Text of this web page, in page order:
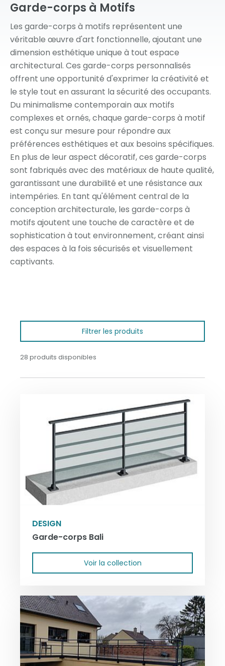
Garde-corps à Motifs
Les garde-corps à motifs représentent une
véritable œuvre d'art fonctionnelle, ajoutant une
dimension esthétique unique à tout espace
architectural. Ces garde-corps personnalisés
offrent une opportunité d'exprimer la créativité et
le style tout en assurant la sécurité des occupants.
Du minimalisme contemporain aux motifs
complexes et ornés, chaque garde-corps à motif
est conçu sur mesure pour répondre aux
préférences esthétiques et aux besoins spécifiques.
En plus de leur aspect décoratif, ces garde-corps
sont fabriqués avec des matériaux de haute qualité,
garantissant une durabilité et une résistance aux
intempéries. En tant qu'élément central de la
conception architecturale, les garde-corps à
motifs ajoutent une touche de caractère et de
sophistication à tout environnement, créant ainsi
des espaces à la fois sécurisés et visuellement
captivants.
Filtrer les produits
28 produits disponibles
DESIGN
Garde-corps Bali
Voir la collection